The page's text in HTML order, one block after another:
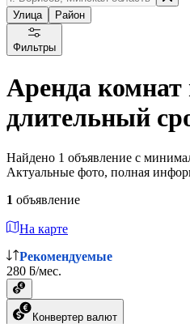
Улица Район
Фильтры
Аренда комнат
длительный
Найдено 1 объявление с
Актуальные фото, полная
1 объявление
На карте
Рекомендуемые
280 ƃ/мес.
Конвертер валют